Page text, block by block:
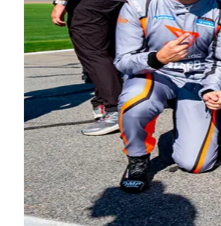
do Bom JesusRecanto PhrynéaSantana de
SilveiraTamboré Vale do Sol Vila Barros Vila Boa Vista
Vila
Vila Engenho NovoVila MárciaVila Nossa Sra. da
Vila PortoVotupoca
Para Sua Empresa
Anuncie no Portal
Guia de Empresas
Divulgar VagasNovo
Publicidade Legal
Negócios Regionais
Segurança Regional
Hospitais Estaduais
Parques & Represas
Cidades da Região
Santana de ParnaíbaOsascoCarapicuíbaJandiraItapevi Cotia
Pirapora
do Bom Jesus AraçariguamaCajamar CaieirasFranco da
RochaFrancisco MoratoTaboão da SerraEmbu das ArtesSão Roque
Para Sua Empresa
Anuncie Regional
Guia de Empresas
Vagas na RegiãoNovo